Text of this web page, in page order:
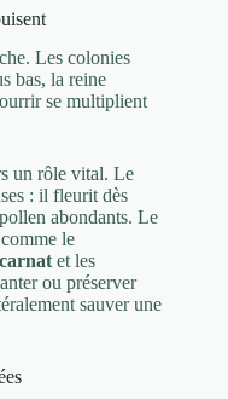
Les colonies
bas, la reine
se multiplient
un rôle vital. Le
: il fleurit dès
abondants. Le
le
et les
ou préserver
sauver une